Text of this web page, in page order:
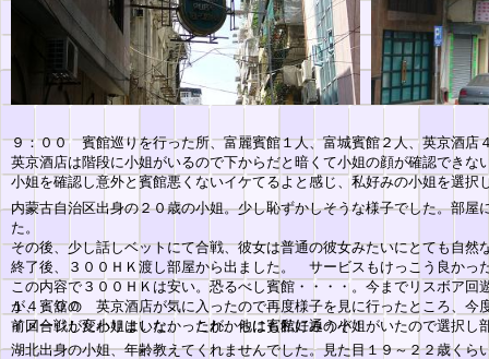
内蒙古自治区出身の２０歳の小姐。少し恥ずかしそうな様子でした。部
た。
その後、少し話しベットにて合戦、彼女は普通の彼女みたいにとても自然
終了後、３００ＨＫ渡し部屋から出ました。 サービスもけっこう良かっ
この内容で３００ＨＫは安い。恐るべし賓館・・・・。今までリスボア
が、賓舘の
イメージが変わりました。 これからは賓館に通うぞ！
湖北出身の小姐、年齢教えてくれませんでした。見た目１９～２２歳くら
１４：００ 英京酒店が気に入ったので再度様子を見に行ったところ、今
前回合戦した小姐はいなかったが、他にも私好みの小姐がいたので選択し
９：００ 賓館巡りを行った所、富麗賓館１人、富城賓館２人、英京酒店
英京酒店は階段に小姐がいるので下からだと暗くて小姐の顔が確認できな
小姐を確認し意外と賓館悪くないイケてるよと感じ、私好みの小姐を選択